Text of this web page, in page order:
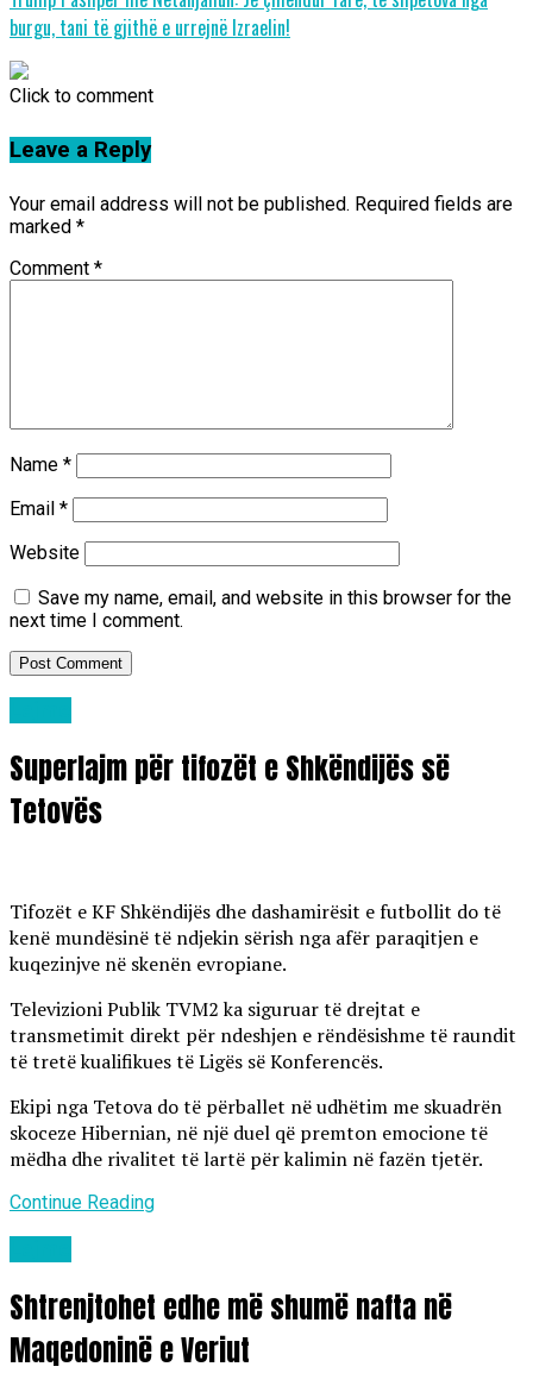
burgu, tani të gjithë e urrejnë Izraelin!
Click to comment
Leave a Reply
Your email address will not be published. Required fields are
marked *
Comment *
Name *
Email *
Website
Save my name, email, and website in this browser for the
next time I comment.
Superlajm për tifozët e Shkëndijës së
Tetovës
Tifozët e KF Shkëndijës dhe dashamirësit e futbollit do të
kenë mundësinë të ndjekin sërish nga afër paraqitjen e
kuqezinjve në skenën evropiane.
Televizioni Publik TVM2 ka siguruar të drejtat e
transmetimit direkt për ndeshjen e rëndësishme të raundit
të tretë kualifikues të Ligës së Konferencës.
Ekipi nga Tetova do të përballet në udhëtim me skuadrën
skoceze Hibernian, në një duel që premton emocione të
mëdha dhe rivalitet të lartë për kalimin në fazën tjetër.
Continue Reading
Shtrenjtohet edhe më shumë nafta në
Maqedoninë e Veriut